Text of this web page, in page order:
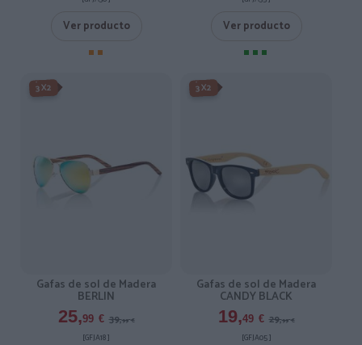
Ver producto Ver producto
-3X2%
3X2
Gafas de sol de Madera
BERLIN
25,99 € 39,99 €
[GFJA18 ]
-3X2%
3X2
Gafas de sol de Madera
CANDY BLACK
19,49 € 29,99 €
[GFJA05 ]